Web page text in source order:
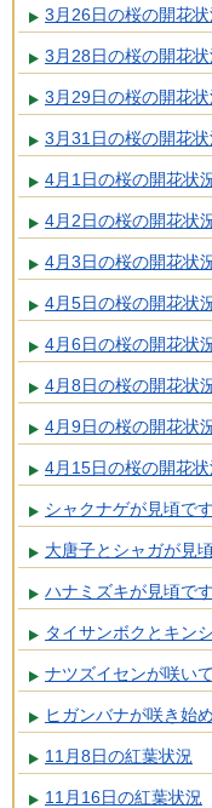
3月26日の桜の開花状
3月28日の桜の開花状
3月29日の桜の開花状
3月31日の桜の開花状
4月1日の桜の開花状
4月2日の桜の開花状
4月3日の桜の開花状
4月5日の桜の開花状
4月6日の桜の開花状
4月8日の桜の開花状
4月9日の桜の開花状
4月15日の桜の開花状
シャクナゲが見頃で
大唐子とシャガが見
ハナミズキが見頃で
タイサンボクとキン
ナツズイセンが咲い
ヒガンバナが咲き始
11月8日の紅葉状況
11月16日の紅葉状況